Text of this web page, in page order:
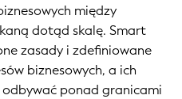
między
dotąd skalę. Smart
zasady i zdefiniowane
biznesowych, a ich
ponad granicami